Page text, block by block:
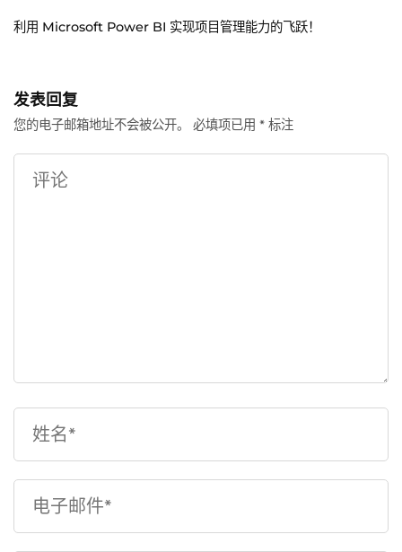
利用 Microsoft Power BI 实现项目管理能力的飞跃！
发表回复
您的电子邮箱地址不会被公开。 必填项已用 * 标注